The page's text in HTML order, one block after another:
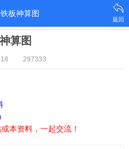
铁板神算图
返回
算图
297333
本资料，一起交流！